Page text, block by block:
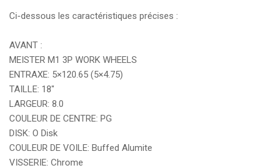
Ci-dessous les caractéristiques précises :
AVANT :
MEISTER M1 3P WORK WHEELS
ENTRAXE: 5×120.65 (5×4.75)
TAILLE: 18″
LARGEUR: 8.0
COULEUR DE CENTRE: PG
DISK: O Disk
COULEUR DE VOILE: Buffed Alumite
VISSERIE: Chrome